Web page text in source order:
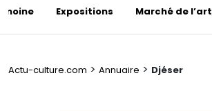
Expositions Marché de l’art
Actu-culture.com > Annuaire > Djéser